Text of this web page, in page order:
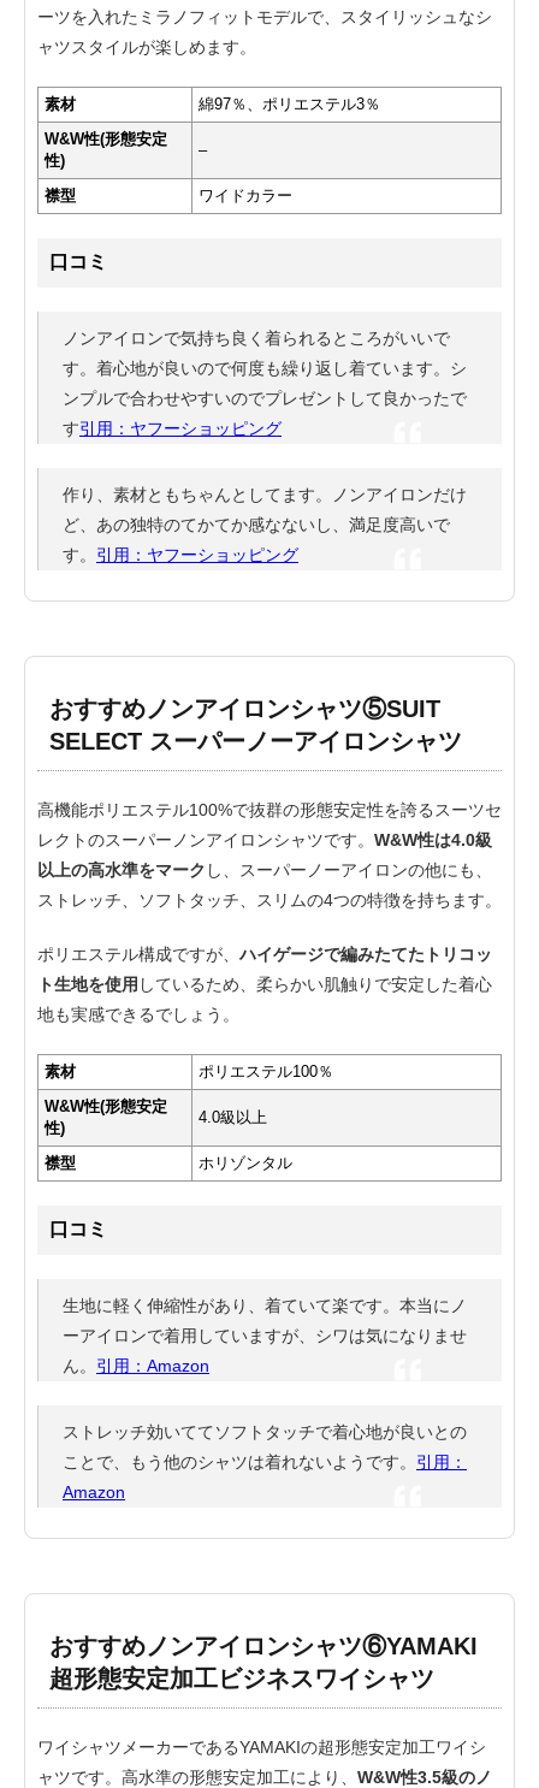
ーツを入れたミラノフィットモデルで、スタイリッシュなシ
ャツスタイルが楽しめます。
素材
綿97％、ポリエステル3％
W&W性(形態安定
性)
–
襟型 ワイドカラー
口コミ
ノンアイロンで気持ち良く着られるところがいいで
す。着心地が良いので何度も繰り返し着ています。シ
ンプルで合わせやすいのでプレゼントして良かったで
す引用：ヤフーショッピング
作り、素材ともちゃんとしてます。ノンアイロンだけ
ど、あの独特のてかてか感なないし、満足度高いで
す。 引用：ヤフーショッピング
おすすめノンアイロンシャツ⑤SUIT
SELECT スーパーノーアイロンシャツ
高機能ポリエステル100%で抜群の形態安定性を誇るスーツセ
レクトのスーパーノンアイロンシャツです。 W&W性は4.0級
以上の高水準をマーク し、スーパーノーアイロンの他にも、
ストレッチ、ソフトタッチ、スリムの4つの特徴を持ちます。
ポリエステル構成ですが、ハイゲージで編みたてたトリコッ
ト生地を使用 しているため、柔らかい肌触りで安定した着心
地も実感できるでしょう。
素材
ポリエステル100％
W&W性(形態安定
性)
4.0級以上
襟型 ホリゾンタル
口コミ
生地に軽く伸縮性があり、着ていて楽です。本当にノ
ーアイロンで着用していますが、シワは気になりませ
ん。 引用：Amazon
ストレッチ効いててソフトタッチで着心地が良いとの
ことで、もう他のシャツは着れないようです。 引用：
Amazon
おすすめノンアイロンシャツ⑥YAMAKI
超形態安定加工ビジネスワイシャツ
ワイシャツメーカーであるYAMAKIの超形態安定加工ワイシ
ャツです。高水準の形態安定加工により、 W&W性3.5級のノ